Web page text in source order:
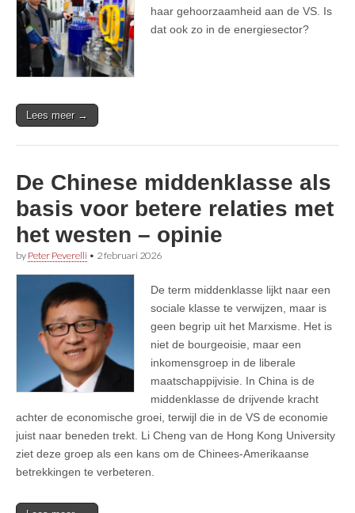
haar gehoorzaamheid aan de VS. Is
dat ook zo in de energiesector?
Lees meer →
De Chinese middenklasse als
basis voor betere relaties met
het westen – opinie
by Peter Peverelli • 2 februari 2026
De term middenklasse lijkt naar een
sociale klasse te verwijzen, maar is
geen begrip uit het Marxisme. Het is
niet de bourgeoisie, maar een
inkomensgroep in de liberale
maatschappijvisie. In China is de
middenklasse de drijvende kracht
achter de economische groei, terwijl die in de VS de economie
juist naar beneden trekt. Li Cheng van de Hong Kong University
ziet deze groep als een kans om de Chinees-Amerikaanse
betrekkingen te verbeteren.